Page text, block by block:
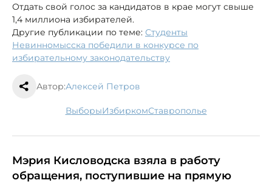
Отдать свой голос за кандидатов в крае могут свыше
1,4 миллиона избирателей.
Другие публикации по теме: Студенты
Невинномысска победили в конкурсе по
избирательному законодательству
Автор:Алексей Петров
выборы избирком Ставрополье
Мэрия Кисловодска взяла в работу
обращения, поступившие на прямую